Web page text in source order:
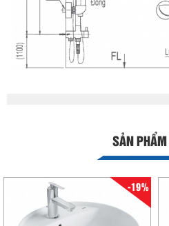
SẢN
-19%